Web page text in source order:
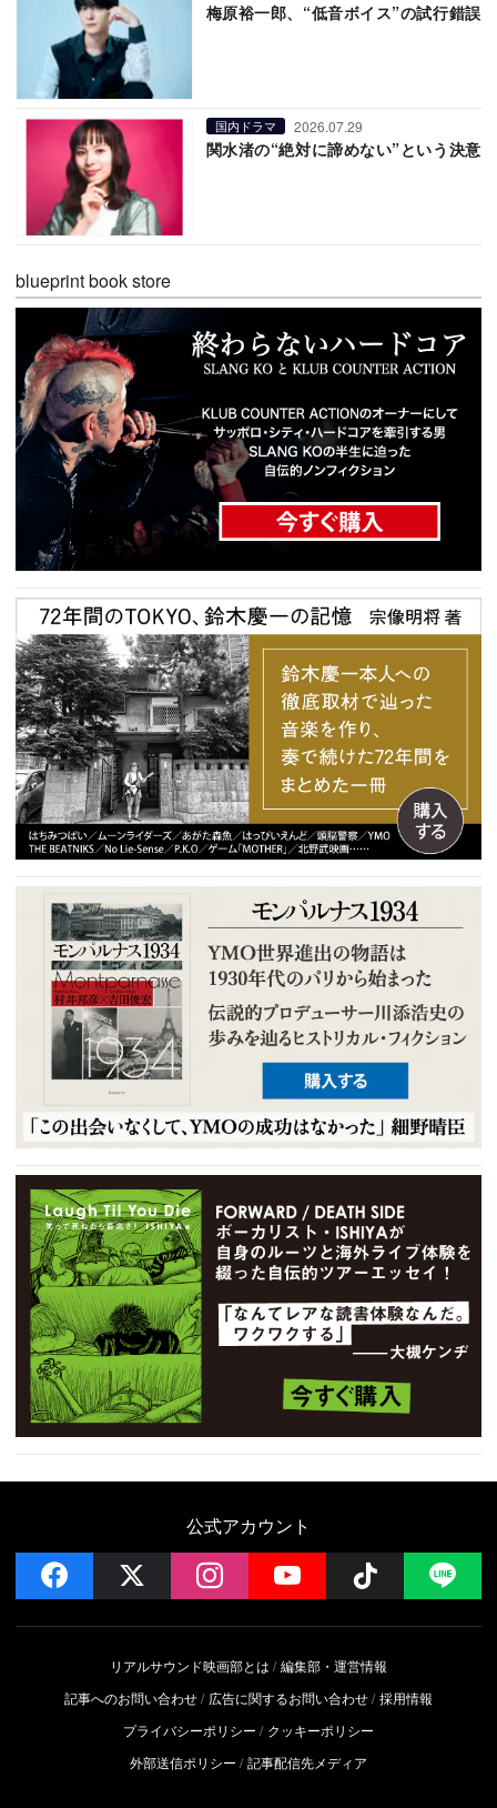
梅原裕一郎、“低音ボイス”の試行錯誤
国内ドラマ 2026.07.29
関水渚の“絶対に諦めない”という決意
blueprint book store
公式アカウント
facebook instagramYouTube Follow
リアルサウンド映画部とは
編集部・運営情報
記事へのお問い合わせ
広告に関するお問い合わせ 採用情報
プライバシーポリシー
クッキーポリシー
外部送信ポリシー
記事配信先メディア